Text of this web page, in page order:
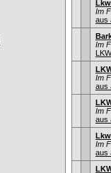
Im
aus
Im
Im
aus
Im
aus
Im
aus